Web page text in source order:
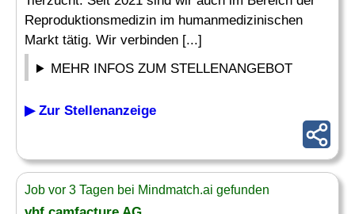
Reproduktionsmedizin im humanmedizinischen
Markt tätig. Wir verbinden [...]
MEHR INFOS ZUM STELLENANGEBOT
▶ Zur Stellenanzeige
Job vor 3 Tagen bei Mindmatch.ai gefunden